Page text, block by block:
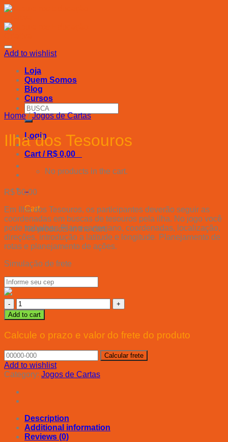
Skip
content
Loja
Quem Somos
Blog
Cursos
Search
for:
Login
Cart / R$ 0,00
No products in the cart.
0
Cart
No products in the cart.
Add to wishlist
Home / Jogos de Cartas
Ilha dos Tesouros
R$60,00
Em Ilha dos Tesouros, os participantes deverão seguir as
coordenadas em buscas de tesouros pela ilha. No jogo você
pode trabalhar: Plano cartesiano, coordenadas, localização,
direções, introdução a latitude e longitude. Planejamento de
rotas e planejamento de ações.
Simulação de frete
Ilha
dos
Tesouros
quantity
Add to cart
Calcule o prazo e valor do frete do produto
Add to wishlist
Category: Jogos de Cartas
Description
Additional information
Reviews (0)